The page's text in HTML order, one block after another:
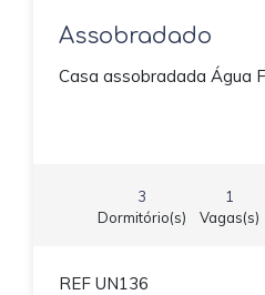
Assobradado
Casa assobradada Água
3
Dormitório(s)
1
Vagas(s)
REF UN136